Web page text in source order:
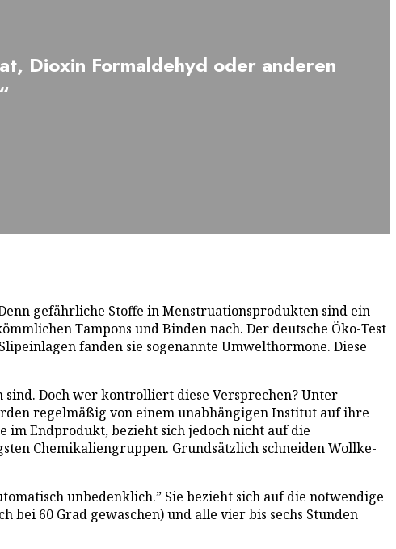
Dioxin Formaldehyd oder anderen
gefährliche Stoffe in Menstruationsprodukten sind ein
Tampons und Binden nach. Der deutsche Öko-Test
fanden sie sogenannte Umwelthormone. Diese
Doch wer kontrolliert diese Versprechen? Unter
regelmäßig von einem unabhängigen Institut auf ihre
im Endprodukt, bezieht sich jedoch nicht auf die
Chemikaliengruppen. Grundsätzlich schneiden Wollke-
unbedenklich.” Sie bezieht sich auf die notwendige
60 Grad gewaschen) und alle vier bis sechs Stunden